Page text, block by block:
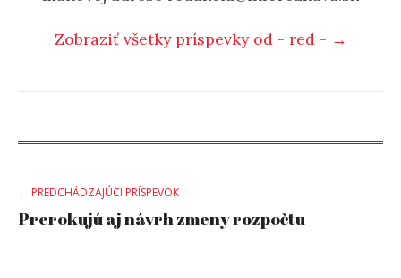
Zobraziť všetky príspevky od - red - →
Post
← PREDCHÁDZAJÚCI PRÍSPEVOK
Prerokujú aj návrh zmeny rozpočtu